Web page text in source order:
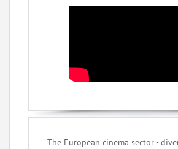
The European cinema sector -